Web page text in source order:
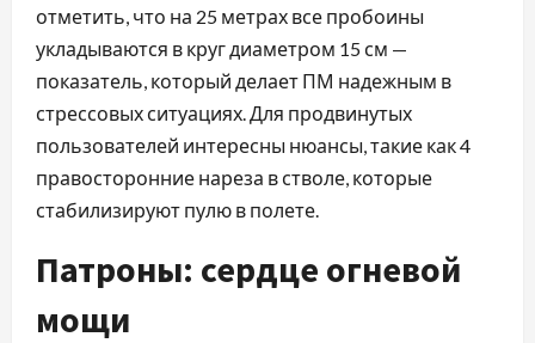
отметить, что на 25 метрах все пробоины
укладываются в круг диаметром 15 см —
показатель, который делает ПМ надежным в
стрессовых ситуациях. Для продвинутых
пользователей интересны нюансы, такие как 4
правосторонние нареза в стволе, которые
стабилизируют пулю в полете.
Патроны: сердце огневой
мощи